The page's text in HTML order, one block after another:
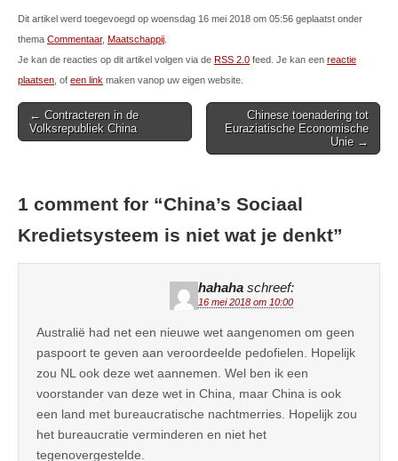
Dit artikel werd toegevoegd op woensdag 16 mei 2018 om 05:56 geplaatst onder
thema Commentaar, Maatschappij.
Je kan de reacties op dit artikel volgen via de RSS 2.0 feed. Je kan een reactie
plaatsen, of een link maken vanop uw eigen website.
Post
navigation
← Contracteren in de
Volksrepubliek China
Chinese toenadering tot
Euraziatische Economische
Unie →
1 comment for “China’s Sociaal
Kredietsysteem is niet wat je denkt”
hahaha schreef:
16 mei 2018 om 10:00
Australië had net een nieuwe wet aangenomen om geen
paspoort te geven aan veroordeelde pedofielen. Hopelijk
zou NL ook deze wet aannemen. Wel ben ik een
voorstander van deze wet in China, maar China is ook
een land met bureaucratische nachtmerries. Hopelijk zou
het bureaucratie verminderen en niet het
tegenovergestelde.